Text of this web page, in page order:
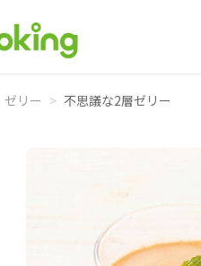
ゼリー > 不思議な2層ゼリー